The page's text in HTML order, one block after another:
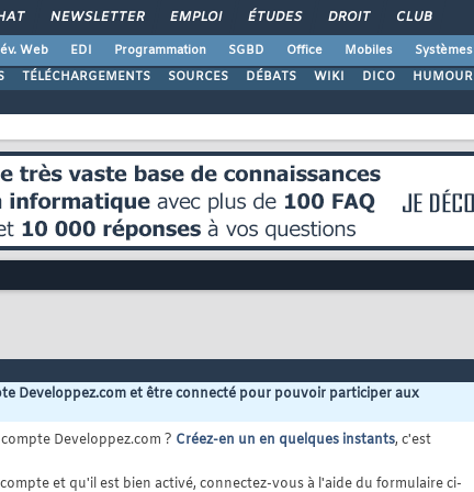
NEWSLETTER EMPLOI ÉTUDES DROIT CLUB
Web EDI Programmation SGBD Office Mobiles
Systèmes
TÉLÉCHARGEMENTS SOURCES DÉBATS WIKI DICO HUMOUR
Developpez.com et être connecté pour pouvoir participer aux
Developpez.com ? Créez-en un en quelques instants, c'est
et qu'il est bien activé, connectez-vous à l'aide du formulaire ci-